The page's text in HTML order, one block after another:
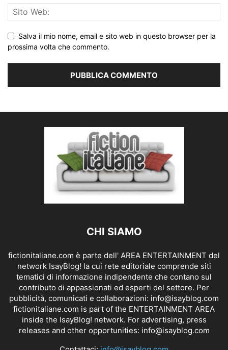
Salva il mio nome, email e sito web in questo browser per la
prossima volta che commento.
CHI SIAMO
fictionitaliane.com è parte dell' AREA ENTERTAINMENT del
network IsayBlog! la cui rete editoriale comprende siti
tematici di informazione indipendente che contano sul
contributo di appassionati ed esperti del settore. Per
pubblicità, comunicati e collaborazioni: info@isayblog.com
fictionitaliane.com is part of the ENTERTAINMENT AREA
inside the IsayBlog! network. For advertising, press
releases and other opportunities: info@isayblog.com